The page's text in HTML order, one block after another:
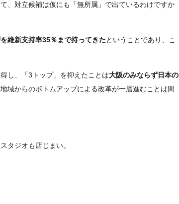
、対立候補は仮にも「無所属」で出ているわけですか
維新支持率35％まで持ってきたということであり、こ
し、「3トップ」を抑えたことは大阪のみならず日本の
域からのボトムアップによる改革が一層進むことは間
タジオも店じまい。